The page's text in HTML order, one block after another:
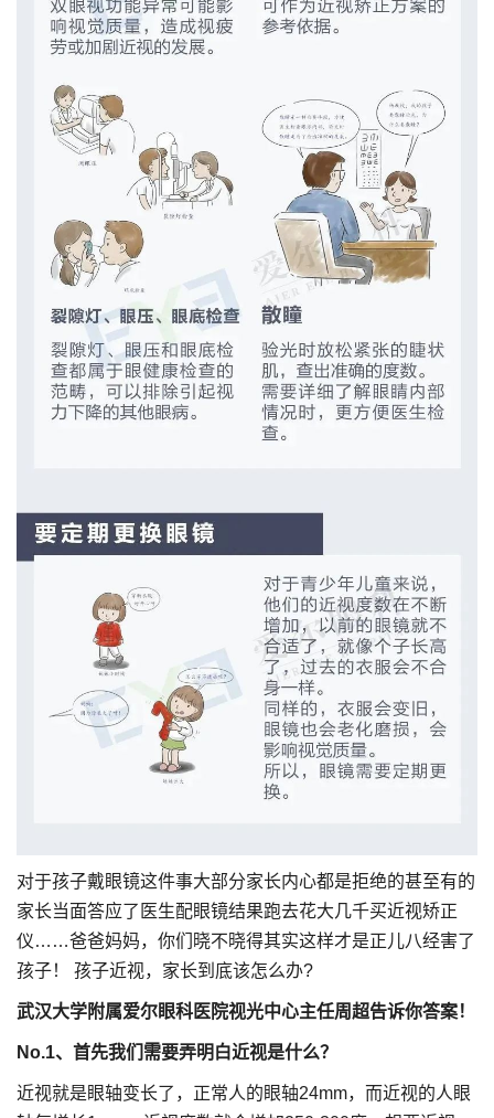
对于孩子戴眼镜这件事大部分家长内心都是拒绝的甚至有的
家长当面答应了医生配眼镜结果跑去花大几千买近视矫正
仪……爸爸妈妈，你们晓不晓得其实这样才是正儿八经害了
孩子！ 孩子近视，家长到底该怎么办?
武汉大学附属爱尔眼科医院视光中心主任周超告诉你答案！
No.1、首先我们需要弄明白近视是什么？
近视就是眼轴变长了，正常人的眼轴24mm，而近视的人眼